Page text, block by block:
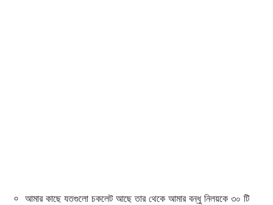
আমার কাছে যতগুলো চকলেট আছে তার থেকে আমার বন্ধু নিলয়কে ৩০ টি